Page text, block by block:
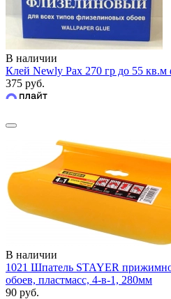
В наличии
Клей Newly Pax 270 гр до 55 кв.м
375 руб.
В наличии
1021 Шпатель STAYER
обоев, пластмасс, 4-в-1, 280мм
90 руб.